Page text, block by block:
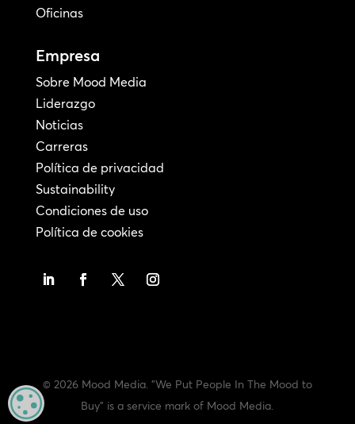
Oficinas
Empresa
Sobre Mood Media
Liderazgo
Noticias
Carreras
Política de privacidad
Sustainability
Condiciones de uso
Política de cookies
© 2026 Mood Media. "We Put People In The Mood to
Buy" is a service mark of Mood Media.
MANAGE PRIVACY